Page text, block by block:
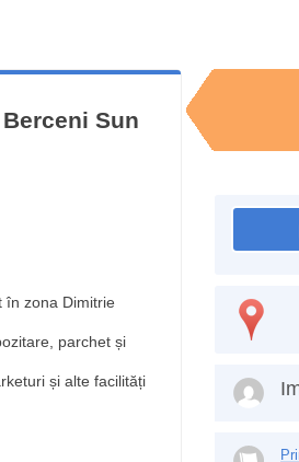
Sun
în zona Dimitrie
parchet și
și alte facilități